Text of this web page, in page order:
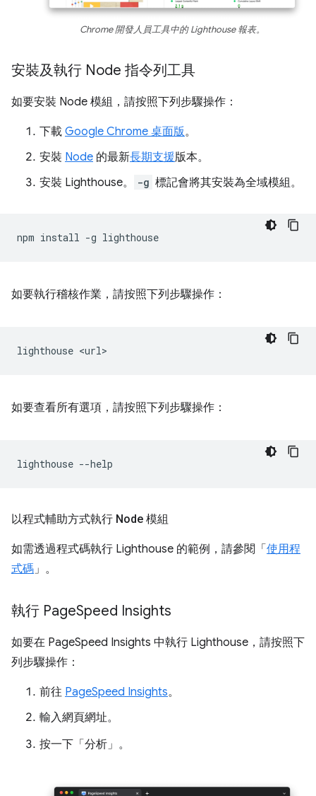
Chrome 開發人員工具中的 Lighthouse 報表。
安裝及執行 Node 指令列工具
如要安裝 Node 模組，請按照下列步驟操作：
下載 Google Chrome 桌面版。
安裝 Node 的最新長期支援版本。
安裝 Lighthouse。
-g 標記會將其安裝為全域模組。
npm install -g
如要執行稽核作業，請按照下列步驟操作：
lighthouse
如要查看所有選項，請按照下列步驟操作：
lighthouse
以程式輔助方式執行 Node 模組
如需透過程式碼執行 Lighthouse 的範例，請參閱「使用程
式碼 」。
執行 PageSpeed Insights
如要在 PageSpeed Insights 中執行 Lighthouse，請按照下
列步驟操作：
前往 PageSpeed Insights。
輸入網頁網址。
按一下「分析」 。